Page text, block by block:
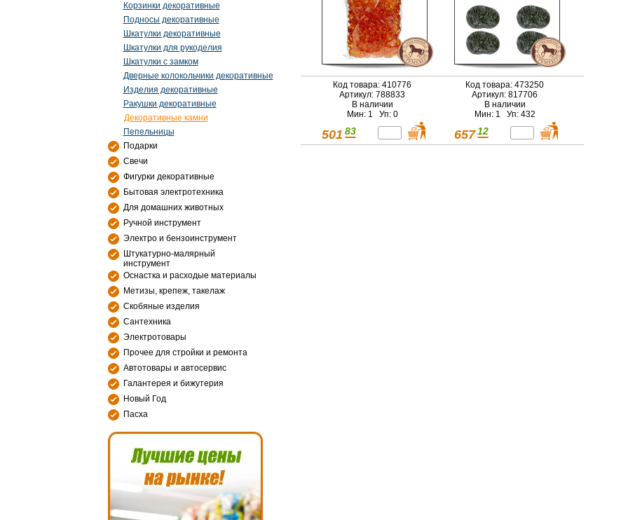
Корзинки декоративные
Подносы декоративные
Шкатулки декоративные
Шкатулки для рукоделия
Шкатулки с замком
Дверные колокольчики декоративные
Изделия декоративные
Ракушки декоративные
Декоративные камни
Пепельницы
Подарки
Свечи
Фигурки декоративные
Бытовая электротехника
Для домашних животных
Ручной инструмент
Электро и бензоинструмент
Штукатурно-малярный
инструмент
Оснастка и расходые материалы
Метизы, крепеж, такелаж
Скобяные изделия
Сантехника
Электротовары
Прочее для стройки и ремонта
Автотовары и автосервис
Галантерея и бижутерия
Новый Год
Пасха
Код товара: 410776
Артикул: 788833
В наличии
Мин: 1 Уп: 0
501 83
Код товара: 473250
Артикул: 817706
В наличии
Мин: 1 Уп: 432
657 12